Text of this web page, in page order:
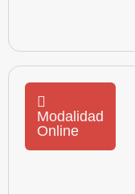
Modalidad
Online